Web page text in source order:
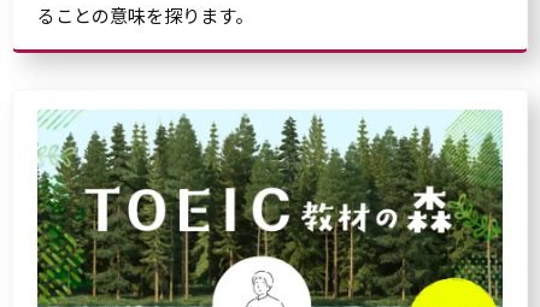
ることの意味を探ります。